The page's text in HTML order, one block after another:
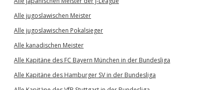
Alle jugoslawischen Meister
Alle jugoslawischen Pokalsieger
Alle kanadischen Meister
Alle Kapitäne des FC Bayern München in der Bundesliga
Alle Kapitäne des Hamburger SV in der Bundesliga